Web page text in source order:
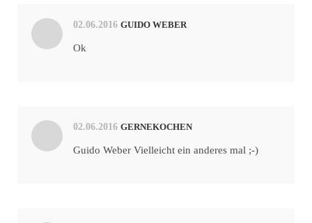
02.06.2016 GUIDO WEBER
Ok
02.06.2016 GERNEKOCHEN
Guido Weber Vielleicht ein anderes mal ;-)